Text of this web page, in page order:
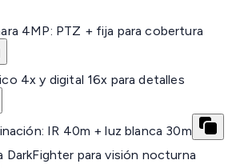
4MP: PTZ + fija para cobertura
4x y digital 16x para detalles
IR 40m + luz blanca 30m
DarkFighter para visión nocturna